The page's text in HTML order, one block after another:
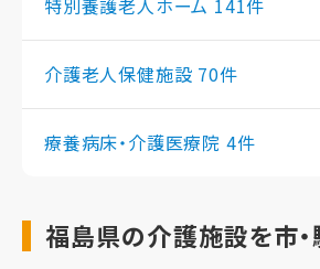
介護老人保健施設 70件
療養病床・介護医療院 4件
福島県の介護施設を市